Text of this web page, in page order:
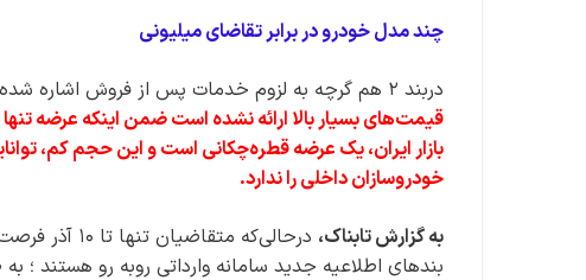
چند مدل خودرو در برابر تقاضای میلیونی
دربند ۲ هم گرچه به لزوم خدمات پس از فروش اشاره شده است، اما
قیمت‌های بسیار بالا ارائه نشده است ضمن اینکه عرضه
بازار ایران، یک عرضه قطره‌چکانی است و این حجم کم،
خودروسازان داخلی را ندارد.
به گزارش تابناک،
درحالی‌که